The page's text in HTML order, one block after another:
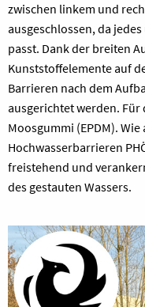
zwischen linkem und
ausgeschlossen, da
passt. Dank der breiten
Kunststoffelemente auf
Barrieren nach dem
ausgerichtet werden.
Moosgummi (EPDM).
Hochwasserbarrieren
freistehend und
des gestauten Wassers.